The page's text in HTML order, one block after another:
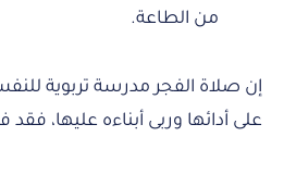
من الطاعة.
إن صلاة الفجر مدرسة تربوية
على أدائها وربى أبناءه عليها، فقد